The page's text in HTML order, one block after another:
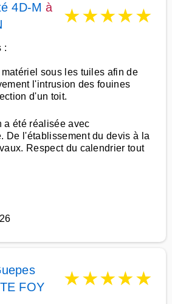
4D-M à
★★★★★
:
sous les tuiles afin de
l'intrusion des fouines
d'un toit.
a été réalisée avec
De l'établissement du devis à la
Respect du calendrier tout
FOY ★★★★★